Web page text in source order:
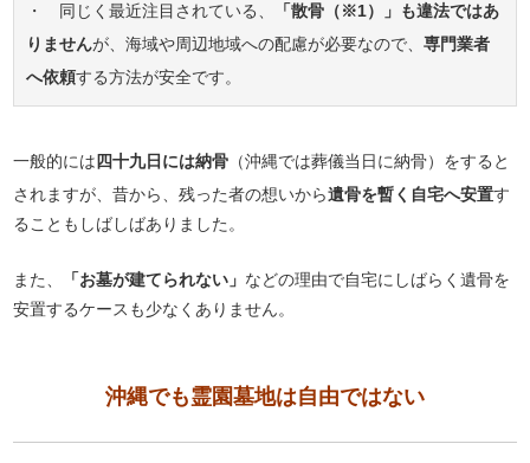
・ 同じく最近注目されている、
「散骨（※1）」も違法ではあ
りませんが、海域や周辺地域への配慮が必要なので、専門業者
へ依頼する方法が安全です。
一般的には 四十九日には納骨 （沖縄では葬儀当日に納骨）をすると
されますが、昔から、残った者の想いから遺骨を暫く自宅へ安置す
ることもしばしばありました。
また、 「お墓が建てられない」 などの理由で自宅にしばらく遺骨を
安置するケースも少なくありません。
沖縄でも霊園墓地は自由ではない